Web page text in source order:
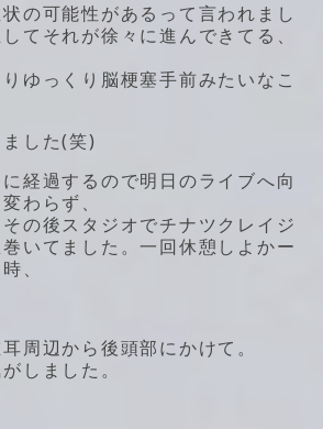
の可能性があるって言われまし
てそれが徐々に進んできてる、
ゆっくり脳梗塞手前みたいなこ
した(笑)
経過するので明日のライブへ向
わらず、
の後スタジオでチナツクレイジ
いてました。一回休憩しよかー
、
周辺から後頭部にかけて。
しました。